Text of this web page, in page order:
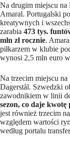
Na drugim miejscu na
Amaral. Portugalski
kreatywnych i
zarabia 473 tys.
mln zł rocznie.
piłkarzem w klubie
wynosi 2,5 mln euro
Na trzecim miejscu na
Dagerstål. Szwedzki
zawodnikiem w linii
sezon, co daje kwotę
jest również trzecim
względem wartości
według portalu